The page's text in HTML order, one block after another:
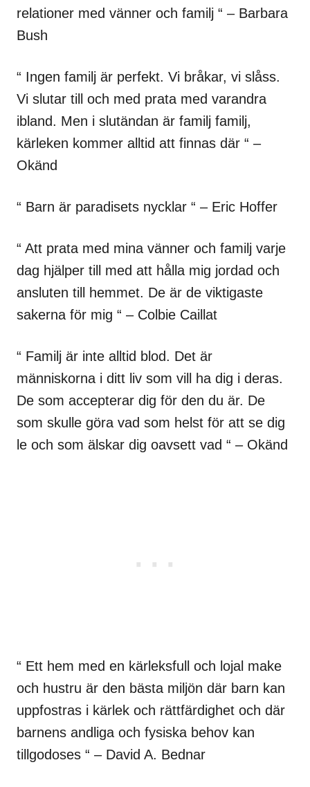
relationer med vänner och familj “ – Barbara
Bush
“ Ingen familj är perfekt. Vi bråkar, vi slåss.
Vi slutar till och med prata med varandra
ibland. Men i slutändan är familj familj,
kärleken kommer alltid att finnas där “ –
Okänd
“ Barn är paradisets nycklar “ – Eric Hoffer
“ Att prata med mina vänner och familj varje
dag hjälper till med att hålla mig jordad och
ansluten till hemmet. De är de viktigaste
sakerna för mig “ – Colbie Caillat
“ Familj är inte alltid blod. Det är
människorna i ditt liv som vill ha dig i deras.
De som accepterar dig för den du är. De
som skulle göra vad som helst för att se dig
le och som älskar dig oavsett vad “ – Okänd
“ Ett hem med en kärleksfull och lojal make
och hustru är den bästa miljön där barn kan
uppfostras i kärlek och rättfärdighet och där
barnens andliga och fysiska behov kan
tillgodoses “ – David A. Bednar